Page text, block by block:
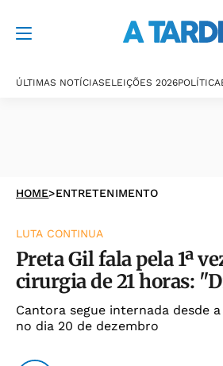
ÚLTIMAS NOTÍCIASELEIÇÕES 2026POLÍTICA
HOME>ENTRETENIMENTO
LUTA CONTINUA
Preta Gil fala pela 1ª
cirurgia de 21 horas:
Cantora segue internada desde
no dia 20 de dezembro